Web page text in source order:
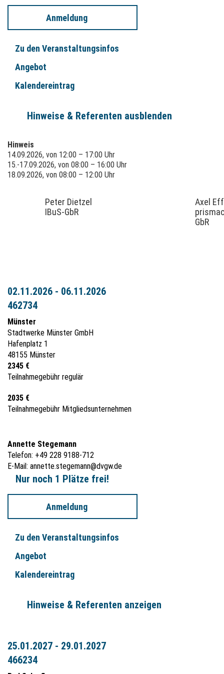
Die Gültigkeit der Qualifikation als Fachkraft muss durch
regelmäßige Weiterbildungsmaßen erhalten werden.
Weiterbildung für Fachkräfte Meldestelle
Fachkraft Erstsicherung nach DVGW GW 1200 (A)
Kommunikationsstrategien bei Störungen (41015)
Modul 2: Vorbereitung auf die Zertifikatsprüfung (41016
Anmeldung
Zu den Veranstaltungsinfos
Angebot
Kalendereintrag
Hinweise & Referenten ausblenden
Hinweis
14.09.2026, von 12:00 – 17:00 Uhr
15.-17.09.2026, von 08:00 – 16:00 Uhr
18.09.2026, von 08:00 – 12:00 Uhr
Peter Dietzel
IBuS-GbR
Axel
GbR
02.11.2026 - 06.11.2026
462734
Münster
Stadtwerke Münster GmbH
Hafenplatz 1
48155 Münster
2345 €
Teilnahmegebühr regulär
2035 €
Teilnahmegebühr Mitgliedsunternehmen
Annette Stegemann
Telefon: +49 228 9188-712
E-Mail: annette.stegemann@dvgw.de
Nur noch 1 Plätze frei!
Anmeldung
Zu den Veranstaltungsinfos
Angebot
Kalendereintrag
Hinweise & Referenten anzeigen
25.01.2027 - 29.01.2027
466234